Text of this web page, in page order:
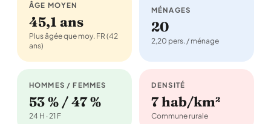
ÂGE MOYEN
45,1 ans
Plus âgée que moy. FR (42
ans)
MÉNAGES
20
2,20 pers. / ménage
HOMMES / FEMMES
53 % / 47 %
24 H · 21 F
DENSITÉ
7 hab/km²
Commune rurale